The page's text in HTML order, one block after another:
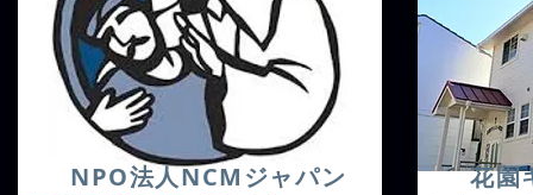
​NPO法人NCMジャパン 花園